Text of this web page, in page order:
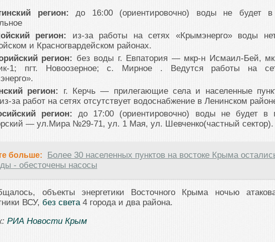
регион:до 16:00 (ориентировочно) воды не будет
регион: из-за работы на сетях «Крымэнерго» воды
и Красногвардейском районах.
регион: без воды г. Евпатория — мкр-н Исмаил-Бей,
1; пгт. Новоозерное; с. Мирное . Ведутся работы на
регион: г. Керчь — прилегающие села и населенные
за работ на сетях отсутствует водоснабжение в Ленинском
регион:до 17:00 (ориентировочно) воды не будет в
— ул.Мира №29-71, ул. 1 Мая, ул. Шевченко(частный сектор).
больше:
Более 30 населенных пунктов на востоке Крыма
- обесточены насосы
объекты энергетики Восточного Крыма ночью
ВСУ, без света4 города и два района.
РИА Новости Крым